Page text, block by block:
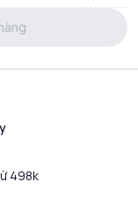
498k